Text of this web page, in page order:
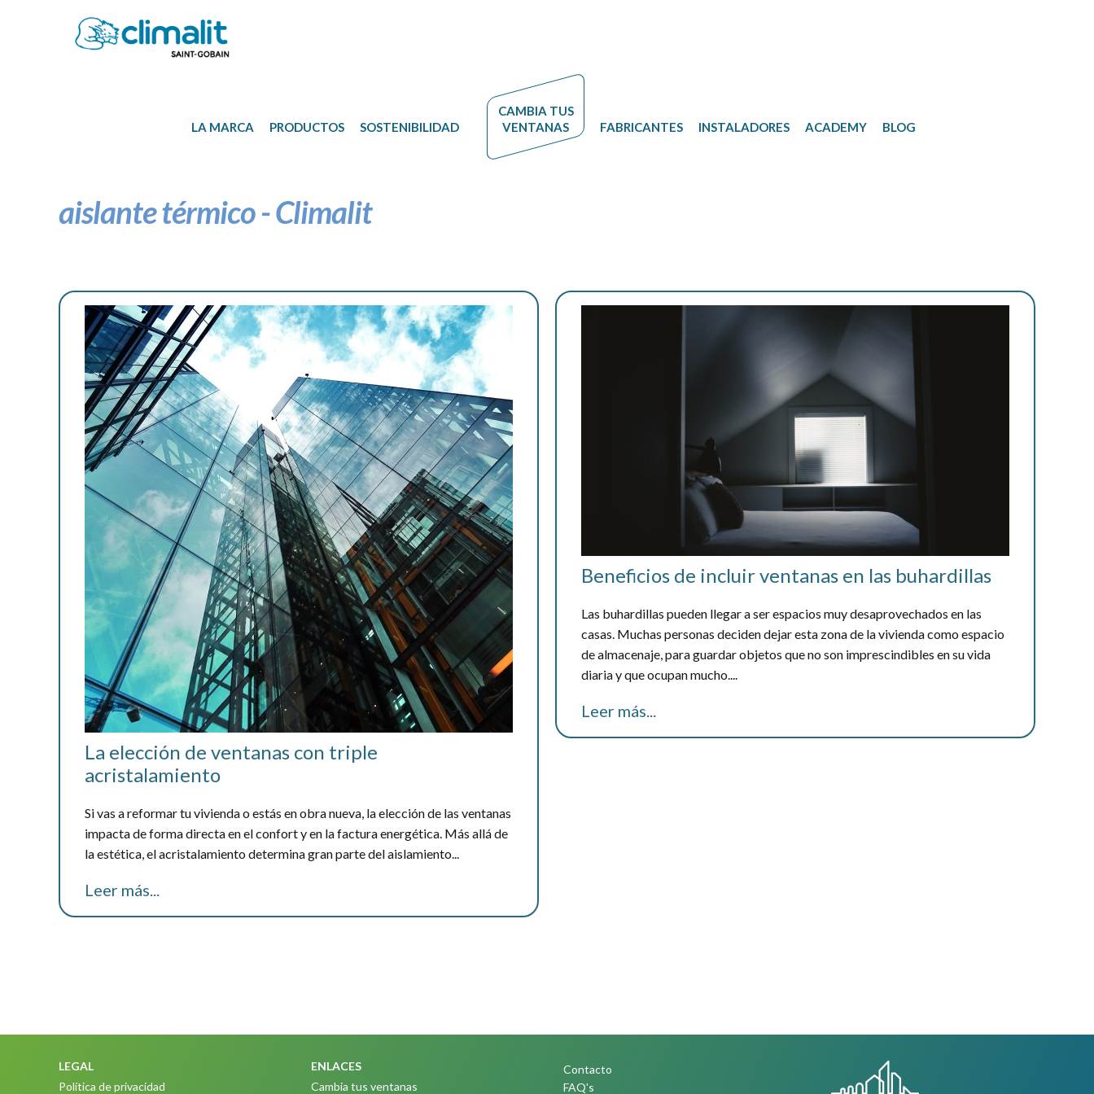
LA MARCA PRODUCTOS SOSTENIBILIDAD
CAMBIA TUS
VENTANAS
FABRICANTES INSTALADORES ACADEMY BLOG
aislante térmico - Climalit
La elección de ventanas con triple
acristalamiento
Si vas a reformar tu vivienda o estás en obra nueva, la elección de las ventanas
impacta de forma directa en el confort y en la factura energética. Más allá de
la estética, el acristalamiento determina gran parte del aislamiento...
Leer más...
Beneficios de incluir ventanas en las buhardillas
Las buhardillas pueden llegar a ser espacios muy desaprovechados en las
casas. Muchas personas deciden dejar esta zona de la vivienda como espacio
de almacenaje, para guardar objetos que no son imprescindibles en su vida
diaria y que ocupan mucho....
Leer más...
LEGAL
Política de privacidad
ENLACES
Cambia tus ventanas
Contacto
FAQ's